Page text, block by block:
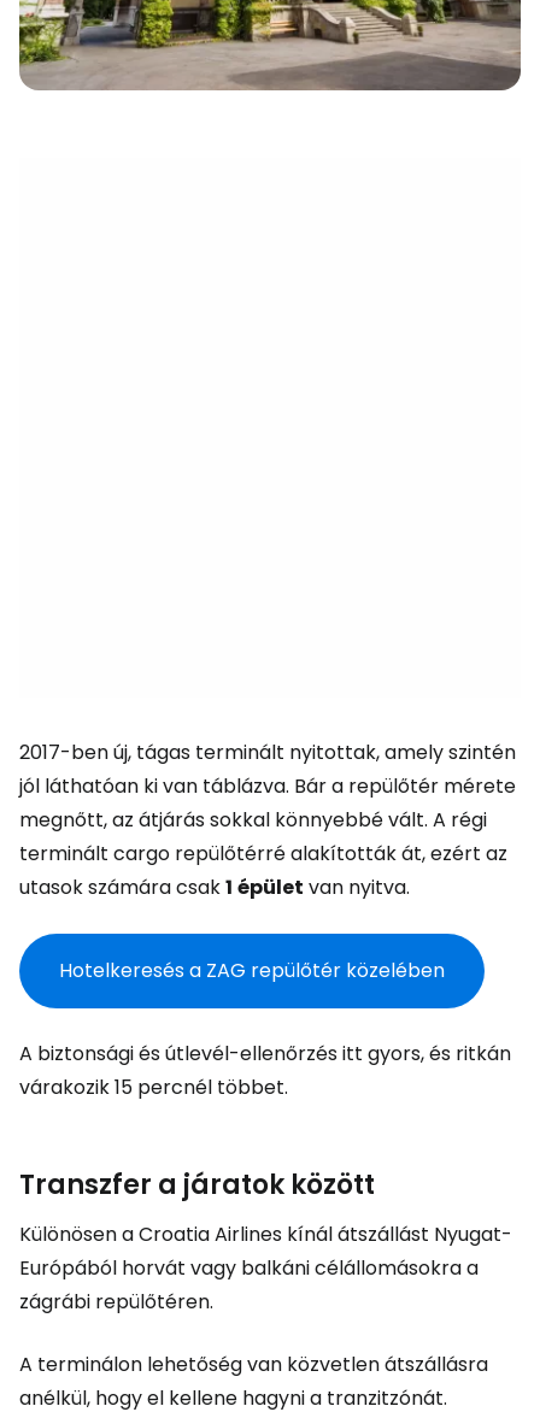
2017-ben új, tágas terminált nyitottak, amely szintén
jól láthatóan ki van táblázva. Bár a repülőtér mérete
megnőtt, az átjárás sokkal könnyebbé vált. A régi
terminált cargo repülőtérré alakították át, ezért az
utasok számára csak1 épület van nyitva.
Hotelkeresés a ZAG repülőtér közelében
A biztonsági és útlevél-ellenőrzés itt gyors, és ritkán
várakozik 15 percnél többet.
Transzfer a járatok között
Különösen a Croatia Airlines kínál átszállást Nyugat-
Európából horvát vagy balkáni célállomásokra a
zágrábi repülőtéren.
A terminálon lehetőség van közvetlen átszállásra
anélkül, hogy el kellene hagyni a tranzitzónát.